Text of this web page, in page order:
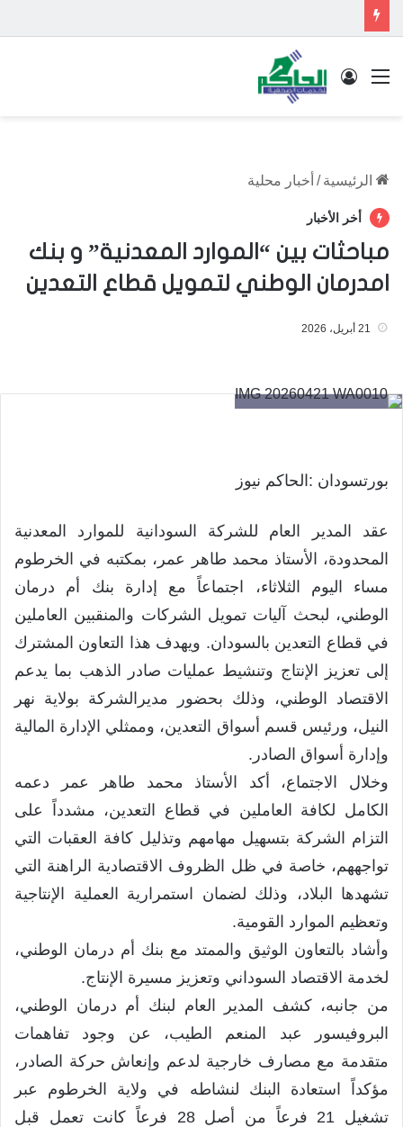
القائمة تسجيل الدخول
الرئيسية / أخبار محلية
أخر الأخبار
مباحثات بين “الموارد المعدنية” و بنك
امدرمان الوطني لتمويل قطاع التعدين
21 أبريل، 2026
بورتسودان :الحاكم نيوز
عقد المدير العام للشركة السودانية للموارد المعدنية
المحدودة، الأستاذ محمد طاهر عمر، بمكتبه في الخرطوم
مساء اليوم الثلاثاء، اجتماعاً مع إدارة بنك أم درمان
الوطني، لبحث آليات تمويل الشركات والمنقبين العاملين
في قطاع التعدين بالسودان. ويهدف هذا التعاون المشترك
إلى تعزيز الإنتاج وتنشيط عمليات صادر الذهب بما يدعم
الاقتصاد الوطني، وذلك بحضور مديرالشركة بولاية نهر
النيل، ورئيس قسم أسواق التعدين، وممثلي الإدارة المالية
وإدارة أسواق الصادر.
وخلال الاجتماع، أكد الأستاذ محمد طاهر عمر دعمه
الكامل لكافة العاملين في قطاع التعدين، مشدداً على
التزام الشركة بتسهيل مهامهم وتذليل كافة العقبات التي
تواجههم، خاصة في ظل الظروف الاقتصادية الراهنة التي
تشهدها البلاد، وذلك لضمان استمرارية العملية الإنتاجية
وتعظيم الموارد القومية.
وأشاد بالتعاون الوثيق والممتد مع بنك أم درمان الوطني،
لخدمة الاقتصاد السوداني وتعزيز مسيرة الإنتاج.
من جانبه، كشف المدير العام لبنك أم درمان الوطني،
البروفيسور عبد المنعم الطيب، عن وجود تفاهمات
متقدمة مع مصارف خارجية لدعم وإنعاش حركة الصادر،
مؤكداً استعادة البنك لنشاطه في ولاية الخرطوم عبر
تشغيل 21 فرعاً من أصل 28 فرعاً كانت تعمل قبل